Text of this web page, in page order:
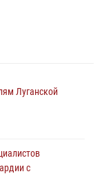
Луганской
с